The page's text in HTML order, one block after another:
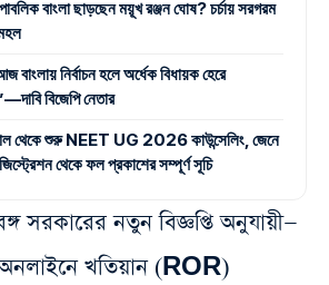
বাংলা ছাড়ছেন ময়ূখ রঞ্জন ঘোষ? চর্চায় সরগরম
বাংলায় নির্বাচন হলে অর্ধেক বিধায়ক হেরে
বিজেপি নেতার
থেকে শুরু NEET UG 2026 কাউন্সেলিং, জেনে
থেকে ফল প্রকাশের সম্পূর্ণ সূচি
সরকারের নতুন বিজ্ঞপ্তি অনুযায়ী—
খতিয়ান (ROR)